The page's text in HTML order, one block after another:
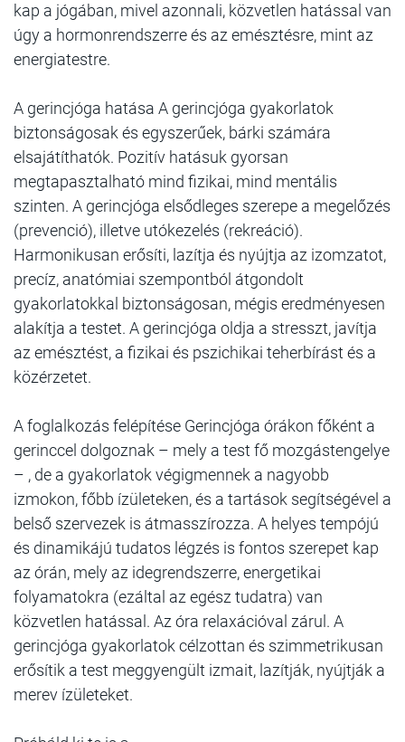
kap a jógában, mivel azonnali, közvetlen hatással van
úgy a hormonrendszerre és az emésztésre, mint az
energiatestre.
A gerincjóga hatása A gerincjóga gyakorlatok
biztonságosak és egyszerűek, bárki számára
elsajátíthatók. Pozitív hatásuk gyorsan
megtapasztalható mind fizikai, mind mentális
szinten. A gerincjóga elsődleges szerepe a megelőzés
(prevenció), illetve utókezelés (rekreáció).
Harmonikusan erősíti, lazítja és nyújtja az izomzatot,
precíz, anatómiai szempontból átgondolt
gyakorlatokkal biztonságosan, mégis eredményesen
alakítja a testet. A gerincjóga oldja a stresszt, javítja
az emésztést, a fizikai és pszichikai teherbírást és a
közérzetet.
A foglalkozás felépítése Gerincjóga órákon főként a
gerinccel dolgoznak – mely a test fő mozgástengelye
– , de a gyakorlatok végigmennek a nagyobb
izmokon, főbb ízületeken, és a tartások segítségével a
belső szervezek is átmasszírozza. A helyes tempójú
és dinamikájú tudatos légzés is fontos szerepet kap
az órán, mely az idegrendszerre, energetikai
folyamatokra (ezáltal az egész tudatra) van
közvetlen hatással. Az óra relaxációval zárul. A
gerincjóga gyakorlatok célzottan és szimmetrikusan
erősítik a test meggyengült izmait, lazítják, nyújtják a
merev ízületeket.